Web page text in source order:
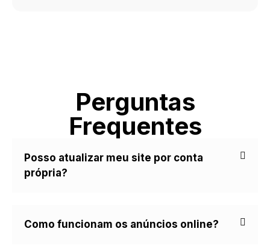
Perguntas
Frequentes
Posso atualizar meu site por conta
própria?
Como funcionam os anúncios online?